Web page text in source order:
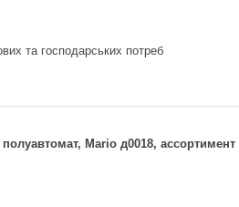
та господарських потреб
Mario д0018, ассортимент